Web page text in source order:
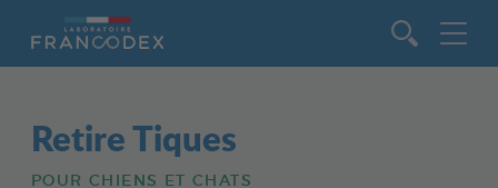
Retire Tiques
POUR CHIENS ET CHATS